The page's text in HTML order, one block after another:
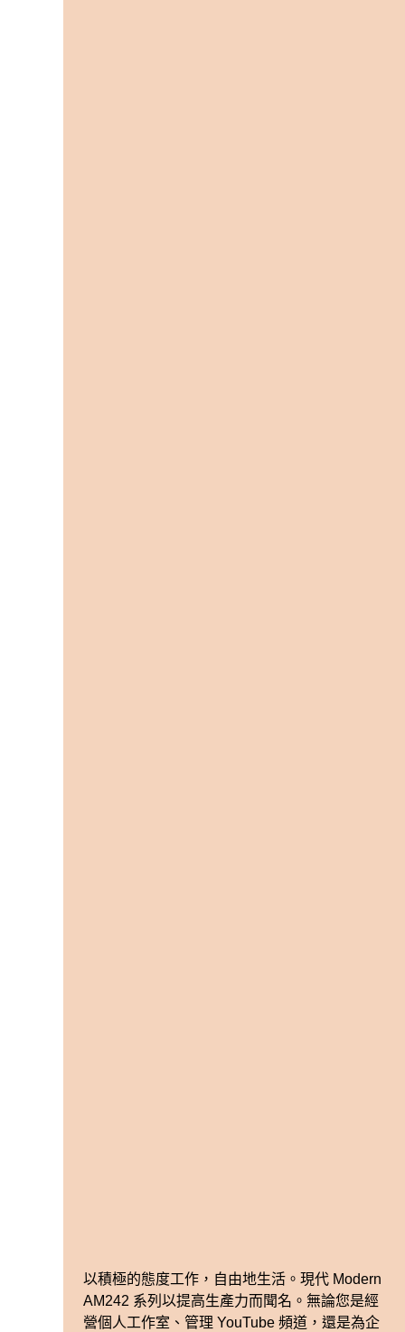
以積極的態度工作，自由地生活。現代 Modern
AM242 系列以提高生產力而聞名。無論您是經
營個人工作室、管理 YouTube 頻道，還是為企